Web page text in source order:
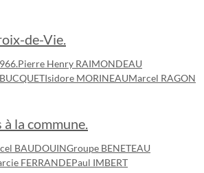
de-Vie.
Pierre Henry RAIMONDEAU
Isidore MORINEAUMarcel RAGON
à la commune.
BAUDOUINGroupe BENETEAU
FERRANDEPaul IMBERT